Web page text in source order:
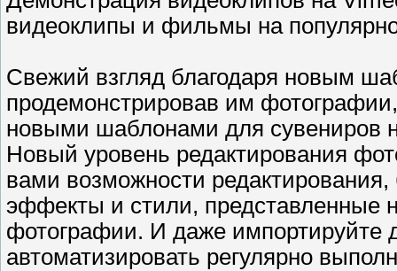
видеоклипы и фильмы на
Свежий взгляд благодаря новым
продемонстрировав им
новыми шаблонами для сувениров
Новый уровень редактирования
вами возможности
эффекты и стили, представленные
фотографии. И даже импортируйте
автоматизировать регулярно